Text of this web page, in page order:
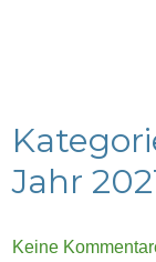
Jahr
Keine